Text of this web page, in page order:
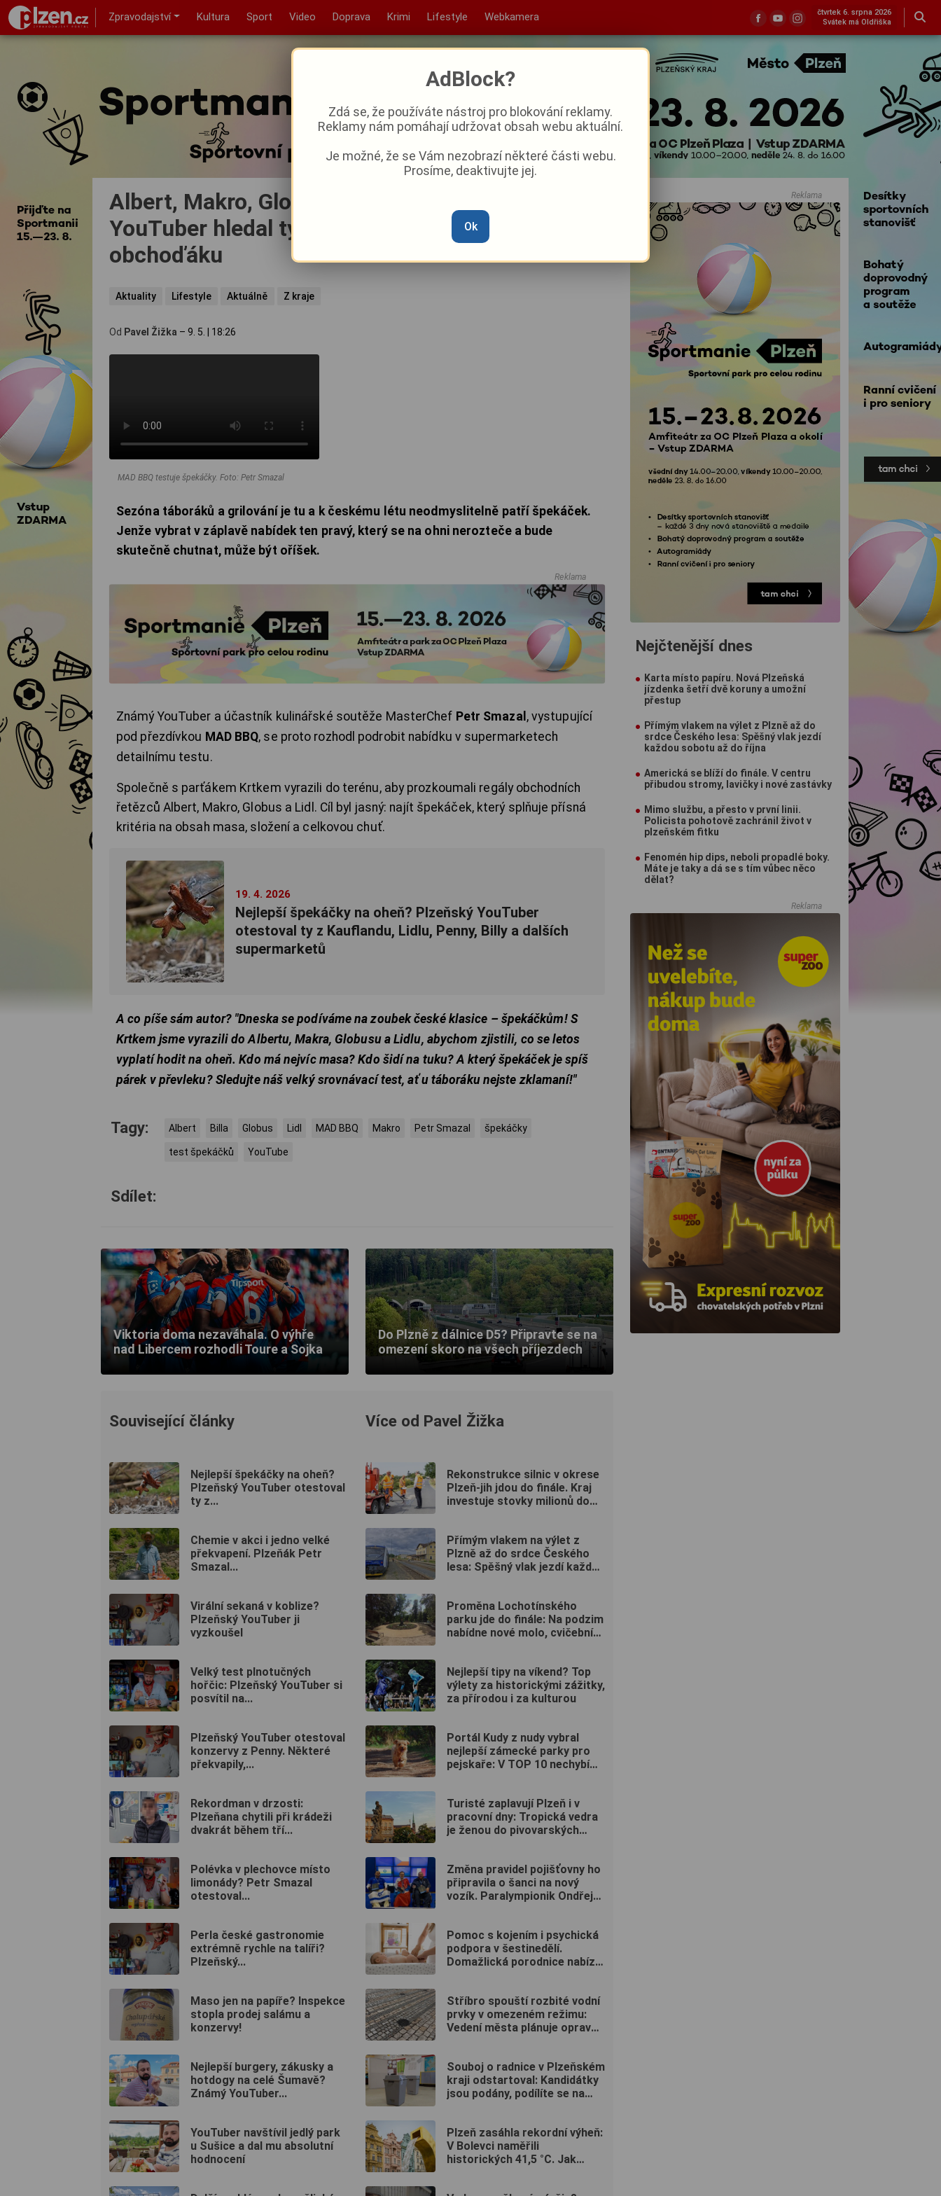
Zpravodajství Kultura Sport Video Doprava Krimi Lifestyle Webkamera
čtvrtek 6. srpna 2026
Svátek má Oldřiška
Albert, Makro, Globus nebo Lidl? Plzeňský
YouTuber hledal ty nejlepší špekáčky z
obchoďáku
Aktuality Lifestyle Aktuálně Z kraje
Od Pavel Žižka – 9. 5. 18:26
MAD BBQ testuje špekáčky. Foto: Petr Smazal
Sezóna táboráků a grilování je tu a k českému létu neodmyslitelně patří špekáček.
Jenže vybrat v záplavě nabídek ten pravý, který se na ohni nerozteče a bude
skutečně chutnat, může být oříšek.
Reklama
Známý YouTuber a účastník kulinářské soutěže MasterChef Petr Smazal , vystupující
pod přezdívkou MAD BBQ, se proto rozhodl podrobit nabídku v supermarketech
detailnímu testu.
Společně s parťákem Krtkem vyrazili do terénu, aby prozkoumali regály obchodních
řetězců Albert, Makro, Globus a Lidl. Cíl byl jasný: najít špekáček, který splňuje přísná
kritéria na obsah masa, složení a celkovou chuť.
19. 4. 2026
Nejlepší špekáčky na oheň? Plzeňský YouTuber
otestoval ty z Kauflandu, Lidlu, Penny, Billy a dalších
supermarketů
A co píše sám autor? "Dneska se podíváme na zoubek české klasice – špekáčkům! S
Krtkem jsme vyrazili do Albertu, Makra, Globusu a Lidlu, abychom zjistili, co se letos
vyplatí hodit na oheň. Kdo má nejvíc masa? Kdo šidí na tuku? A který špekáček je spíš
párek v převleku? Sledujte náš velký srovnávací test, ať u táboráku nejste zklamaní!"
Tagy: Albert Billa Globus Lidl MAD BBQ Makro Petr Smazal špekáčky
test špekáčků YouTube
Sdílet:
Viktoria doma nezaváhala. O výhře
nad Libercem rozhodli Toure a Sojka
Do Plzně z dálnice D5? Připravte se na
omezení skoro na všech příjezdech
Související články
Nejlepší špekáčky na oheň?
Plzeňský YouTuber otestoval
ty z...
Chemie v akci i jedno velké
překvapení. Plzeňák Petr
Smazal...
Virální sekaná v koblize?
Plzeňský YouTuber ji
vyzkoušel
Velký test plnotučných
hořčic: Plzeňský YouTuber si
posvítil na...
Plzeňský YouTuber otestoval
konzervy z Penny. Některé
překvapily,...
Rekordman v drzosti:
Plzeňana chytili při krádeži
dvakrát během tří...
Polévka v plechovce místo
limonády? Petr Smazal
otestoval...
Perla české gastronomie
extrémně rychle na talíři?
Plzeňský...
Maso jen na papíře? Inspekce
stopla prodej salámu a
konzervy!
Nejlepší burgery, zákusky a
hotdogy na celé Šumavě?
Známý YouTuber...
YouTuber navštívil jedlý park
u Sušice a dal mu absolutní
hodnocení
Více od Pavel Žižka
Rekonstrukce silnic v okrese
Plzeň-jih jdou do finále. Kraj
investuje stovky milionů do
Přímým vlakem na výlet z
Plzně až do srdce Českého
lesa: Spěšný vlak jezdí každou
Proměna Lochotínského
parku jde do finále: Na podzim
nabídne nové molo, cvičební
Nejlepší tipy na víkend? Top
výlety za historickými zážitky,
za přírodou i za kulturou
Portál Kudy z nudy vybral
nejlepší zámecké parky pro
pejskaře: V TOP 10 nechybí
Turisté zaplavují Plzeň i v
pracovní dny: Tropická vedra
je ženou do pivovarských
Změna pravidel pojišťovny ho
připravila o šanci na nový
vozík. Paralympionik Ondřej
Pomoc s kojením i psychická
podpora v šestinedělí.
Domažlická porodnice nabízí
Stříbro spouští rozbité vodní
prvky v omezeném režimu:
Vedení města plánuje opravu
Souboj o radnice v Plzeňském
kraji odstartoval: Kandidátky
jsou podány, podílíte se na
Plzeň zasáhla rekordní výheň:
V Bolevci naměřili
historických 41,5 °C. Jak
Reklama
Nejčtenější dnes
Karta místo papíru. Nová Plzeňská
jízdenka šetří dvě koruny a umožní
přestup
Přímým vlakem na výlet z Plzně až do
srdce Českého lesa: Spěšný vlak jezdí
každou sobotu až do října
Americká se blíží do finále. V centru
přibudou stromy, lavičky i nové zastávky
Mimo službu, a přesto v první linii.
Policista pohotově zachránil život v
plzeňském fitku
Fenomén hip dips, neboli propadlé boky.
Máte je taky a dá se s tím vůbec něco
dělat?
Reklama
AdBlock?
Zdá se, že používáte nástroj pro blokování reklamy.
Reklamy nám pomáhají udržovat obsah webu aktuální.
Je možné, že se Vám nezobrazí některé části webu.
Prosíme, deaktivujte jej.
Ok